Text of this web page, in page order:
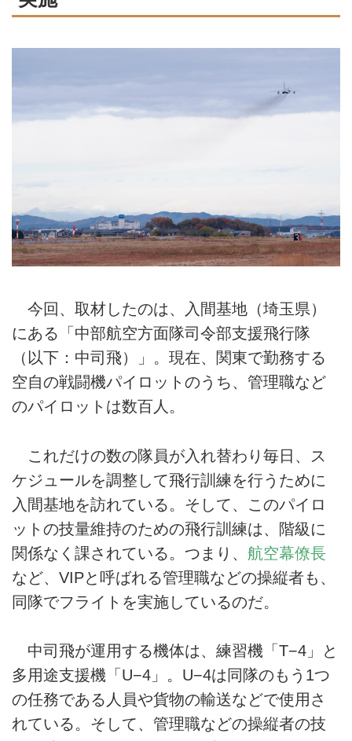
今回、取材したのは、入間基地（埼玉県）
にある「中部航空方面隊司令部支援飛行隊
（以下：中司飛）」。現在、関東で勤務する
空自の戦闘機パイロットのうち、管理職など
のパイロットは数百人。
これだけの数の隊員が入れ替わり毎日、ス
ケジュールを調整して飛行訓練を行うために
入間基地を訪れている。そして、このパイロ
ットの技量維持のための飛行訓練は、階級に
関係なく課されている。つまり、 航空幕僚長
など、VIPと呼ばれる管理職などの操縦者も、
同隊でフライトを実施しているのだ。
中司飛が運用する機体は、練習機「T−4」と
多用途支援機「U−4」。U−4は同隊のもう1つ
の任務である人員や貨物の輸送などで使用さ
れている。そして、管理職などの操縦者の技